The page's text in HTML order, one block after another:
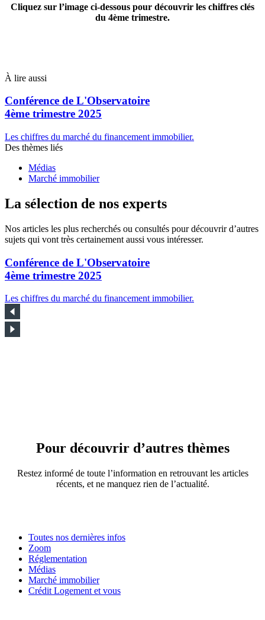
Cliquez sur l’image ci-dessous pour découvrir les chiffres clés
du 4ème trimestre.
À lire aussi
Conférence de L'Observatoire
4ème trimestre 2025
Les chiffres du marché du financement immobilier.
Des thèmes liés
Médias
Marché immobilier
La sélection de nos experts
Nos articles les plus recherchés ou consultés pour découvrir d’autres
sujets qui vont très certainement aussi vous intéresser.
Conférence de L'Observatoire
4ème trimestre 2025
Les chiffres du marché du financement immobilier.
Pour découvrir d’autres thèmes
Restez informé de toute l’information en retrouvant les articles
récents, et ne manquez rien de l’actualité.
Toutes nos dernières infos
Zoom
Réglementation
Médias
Marché immobilier
Crédit Logement et vous